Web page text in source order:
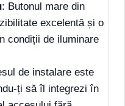
: Butonul mare din
excelentă și o
condiții de iluminare
de instalare este
ți să îl integrezi în